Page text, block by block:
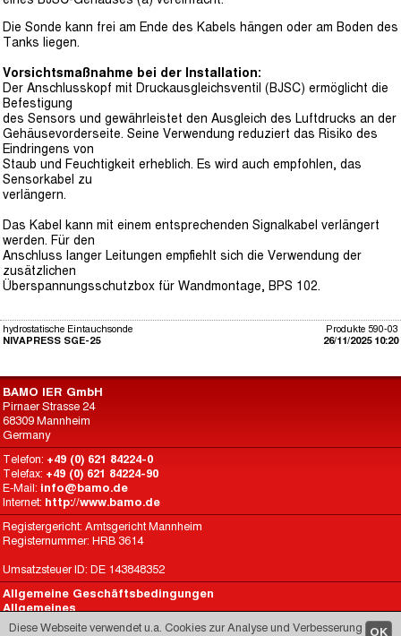
OK
Diese Webseite verwendet u.a. Cookies zur Analyse und Verbesserung
Die Sonde kann frei am Ende des Kabels hängen oder am Boden des
Tanks liegen.
Vorsichtsmaßnahme bei der Installation:
Der Anschlusskopf mit Druckausgleichsventil (BJSC) ermöglicht die
Befestigung
des Sensors und gewährleistet den Ausgleich des Luftdrucks an der
Gehäusevorderseite. Seine Verwendung reduziert das Risiko des
Eindringens von
Staub und Feuchtigkeit erheblich. Es wird auch empfohlen, das
Sensorkabel zu
verlängern.
Das Kabel kann mit einem entsprechenden Signalkabel verlängert
werden. Für den
Anschluss langer Leitungen empfiehlt sich die Verwendung der
zusätzlichen
Überspannungsschutzbox für Wandmontage, BPS 102.
Produkte 590-03
26/11/2025 10:20
hydrostatische Eintauchsonde
NIVAPRESS SGE-25
BAMO IER GmbH
Pirnaer Strasse 24
68309 Mannheim
Germany
Telefon: +49 (0) 621 84224-0
Telefax: +49 (0) 621 84224-90
E-Mail: info@bamo.de
Internet: http://www.bamo.de
Registergericht: Amtsgericht Mannheim
Registernummer: HRB 3614
Umsatzsteuer ID: DE 143848352
Allgemeine Geschäftsbedingungen
Allgemeines
Datenschutz